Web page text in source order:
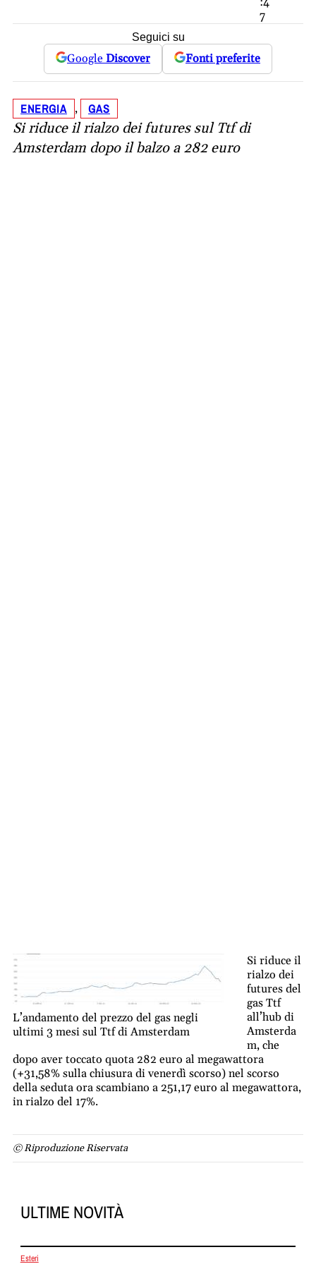
7
Seguici su
Google Discover Fonti preferite
ENERGIA , GAS
Si riduce il rialzo dei futures sul Ttf di
Amsterdam dopo il balzo a 282 euro
L’andamento del prezzo del gas negli
ultimi 3 mesi sul Ttf di Amsterdam
Si riduce il
rialzo dei
futures del
gas Ttf
all’hub di
Amsterda
m, che
dopo aver toccato quota 282 euro al megawattora
(+31,58% sulla chiusura di venerdì scorso) nel scorso
della seduta ora scambiano a 251,17 euro al megawattora,
in rialzo del 17%.
© Riproduzione Riservata
ULTIME NOVITÀ
Esteri